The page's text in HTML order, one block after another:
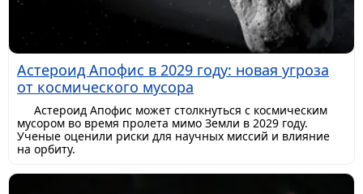
Астероид Апофис в 2029 году: новая угроза
от космического мусора
Астероид Апофис может столкнуться с космическим
мусором во время пролета мимо Земли в 2029 году.
Ученые оценили риски для научных миссий и влияние
на орбиту.